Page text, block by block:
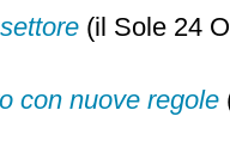
(il Sole 24
con nuove regole